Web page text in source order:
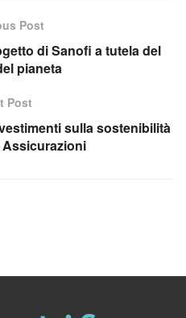
Post
di Sanofi a tutela del
pianeta
Post
sulla sostenibilità